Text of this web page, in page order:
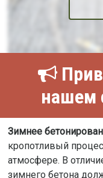
нашем
Зимнее
кропотливый
атмосфере. В
зимнего бетона